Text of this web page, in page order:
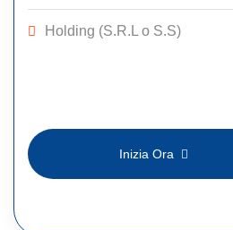
Inizia Ora
Holding (S.R.L o S.S)